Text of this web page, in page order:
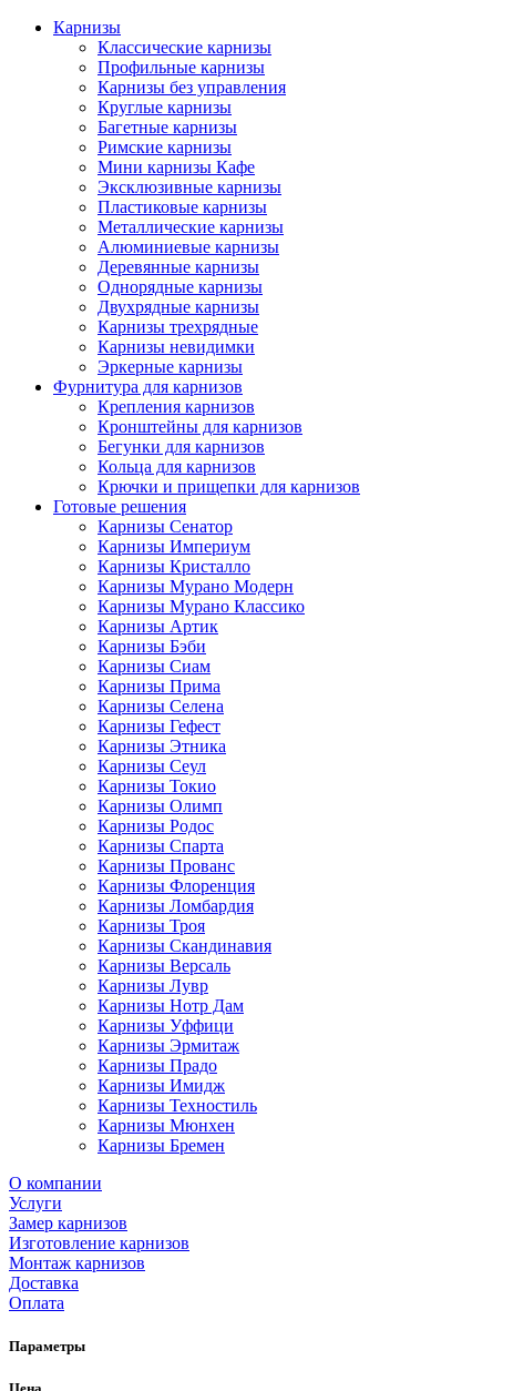
Карнизы
Классические карнизы
Профильные карнизы
Карнизы без управления
Круглые карнизы
Багетные карнизы
Римские карнизы
Мини карнизы Кафе
Эксклюзивные карнизы
Пластиковые карнизы
Металлические карнизы
Алюминиевые карнизы
Деревянные карнизы
Однорядные карнизы
Двухрядные карнизы
Карнизы трехрядные
Карнизы невидимки
Эркерные карнизы
Фурнитура для карнизов
Крепления карнизов
Кронштейны для карнизов
Бегунки для карнизов
Кольца для карнизов
Крючки и прищепки для карнизов
Готовые решения
Карнизы Сенатор
Карнизы Империум
Карнизы Кристалло
Карнизы Мурано Модерн
Карнизы Мурано Классико
Карнизы Артик
Карнизы Бэби
Карнизы Сиам
Карнизы Прима
Карнизы Селена
Карнизы Гефест
Карнизы Этника
Карнизы Сеул
Карнизы Токио
Карнизы Олимп
Карнизы Родос
Карнизы Спарта
Карнизы Прованс
Карнизы Флоренция
Карнизы Ломбардия
Карнизы Троя
Карнизы Скандинавия
Карнизы Версаль
Карнизы Лувр
Карнизы Нотр Дам
Карнизы Уффици
Карнизы Эрмитаж
Карнизы Прадо
Карнизы Имидж
Карнизы Техностиль
Карнизы Мюнхен
Карнизы Бремен
О компании
Услуги
Замер карнизов
Изготовление карнизов
Монтаж карнизов
Доставка
Оплата
Параметры